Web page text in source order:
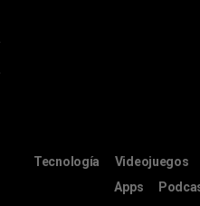
Tecnología Videojuegos
Apps